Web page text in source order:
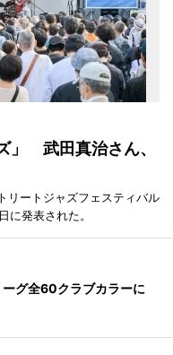
」 武田真治さん、
リートジャズフェスティバル
発表された。
ーグ全60クラブカラーに